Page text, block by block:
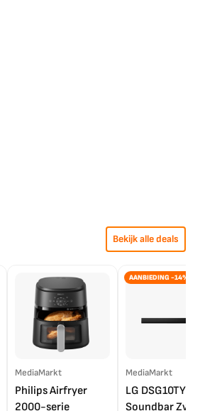
Bekijk alle deals
MediaMarkt
Philips Airfryer
2000-serie
AANBIEDING -14%
MediaMarkt
LG DSG10TY
Soundbar